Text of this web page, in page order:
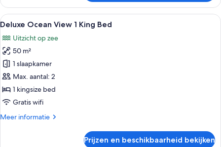
2
Queen
Beds
Alle
foto's
voor
Deluxe
Ocean
View
1
King
laden
Een hotelkamer met een bed, een
8
Deluxe Ocean View 1 King Bed
Uitzicht op zee
50 m²
1 slaapkamer
Max. aantal: 2
1 kingsize bed
Gratis wifi
Meer informatie
Meer
Prijzen en beschikbaarheid bekijken